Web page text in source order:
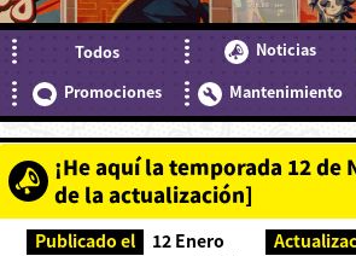
Todos Noticias
Promociones
Mantenimiento
¡He aquí la temporada 12 de
de la actualización]
Publicado el
12 Enero